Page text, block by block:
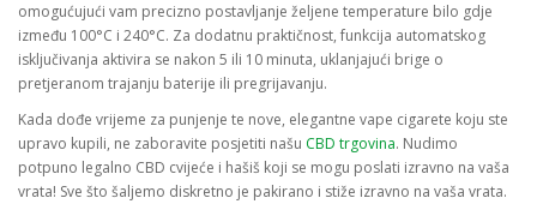
omogućujući vam precizno postavljanje željene temperature bilo gdje
između 100°C i 240°C. Za dodatnu praktičnost, funkcija automatskog
isključivanja aktivira se nakon 5 ili 10 minuta, uklanjajući brige o
pretjeranom trajanju baterije ili pregrijavanju.
Kada dođe vrijeme za punjenje te nove, elegantne vape cigarete koju ste
upravo kupili, ne zaboravite posjetiti našu CBD trgovina. Nudimo
potpuno legalno CBD cvijeće i hašiš koji se mogu poslati izravno na vaša
vrata! Sve što šaljemo diskretno je pakirano i stiže izravno na vaša vrata.